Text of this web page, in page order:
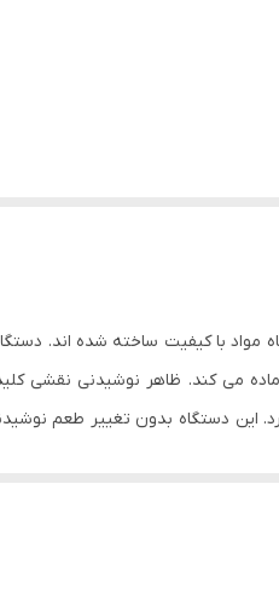
تولید و آماده می کند. ظاهر نوشیدنی
دستگاه بدون تغییر طعم